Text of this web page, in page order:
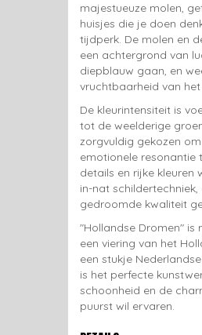
majestueuze molen,
huisjes die je doen
tijdperk. De molen en
een achtergrond van
diepblauw gaan, en
vruchtbaarheid van
De kleurintensiteit is
tot de weelderige
zorgvuldig gekozen
emotionele resonantie
details en rijke kleuren
in-nat
gedroomde kwaliteit
"Hollandse Dromen" is
een viering van het
een stukje
is het perfecte
schoonheid en de
puurst wil ervaren.